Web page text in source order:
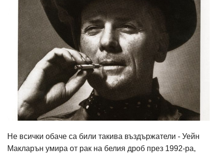
Не всички обаче са били такива въздържатели - Уейн
Макларън умира от рак на белия дроб през 1992-ра,